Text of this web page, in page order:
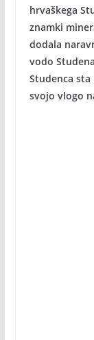
hrvaškega
znamki
dodala
vodo
Studenca
svojo vlogo